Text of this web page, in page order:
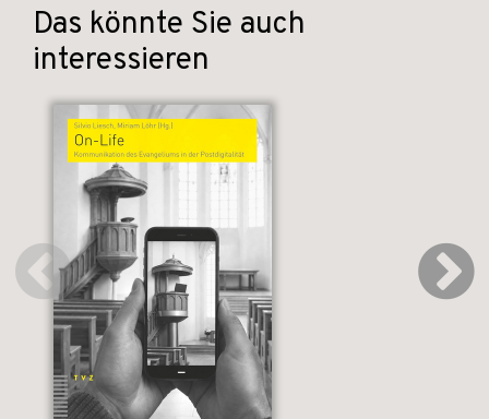
Das könnte Sie auch
interessieren